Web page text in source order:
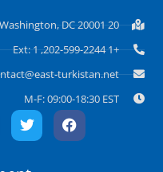
20 F Street NW, Suite 741 Washington, DC 20001
+1 202-599-2244, Ext: 1
turkistan.net
M-F: 09:00-18:30 EST
F
a
c
T
w
i